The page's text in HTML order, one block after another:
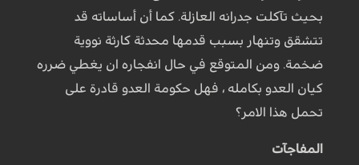
بحيث تآكلت جدرانه العازلة. كما أن أساساته قد
تتشقق وتنهار بسبب قدمها محدثة كارثة نووية
ضخمة. ومن المتوقع في حال انفجاره ان يغطي ضرره
كيان العدو بكامله ، فهل حكومة العدو قادرة على
تحمل هذا الامر؟
المفاجآت